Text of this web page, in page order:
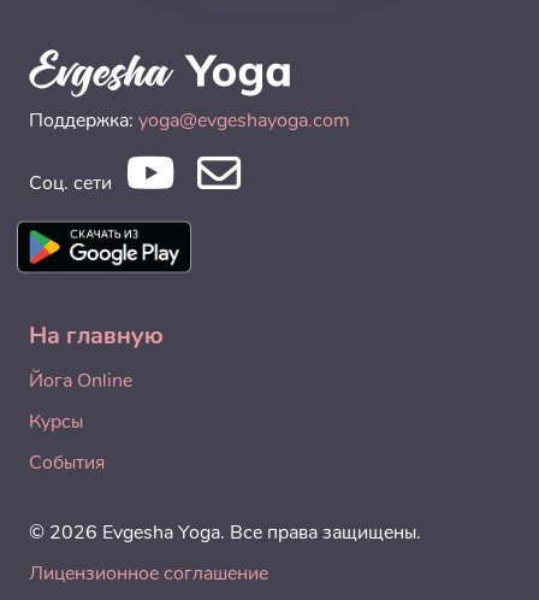
Поддержка: yoga@evgeshayoga.com
Соц. сети
На главную
Йога Online
Курсы
События
© 2026 Evgesha Yoga. Все права защищены.
Лицензионное соглашение